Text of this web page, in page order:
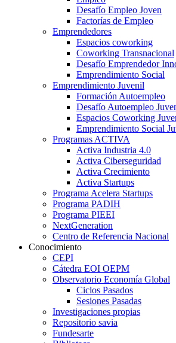
Desafío Empleo Joven
Factorías de Empleo
Emprendedores
Espacios coworking
Coworking Transnacional
Desafío Emprendedor
Emprendimiento Social
Emprendimiento Juvenil
Formación Autoempleo
Desafío Autoempleo
Espacios Coworking
Emprendimiento Social
Programas ACTIVA
Activa Industria 4.0
Activa Ciberseguridad
Activa Crecimiento
Activa Startups
Programa Acelera Startups
Programa PADIH
Programa PIEEI
NextGeneration
Centro de Referencia Nacional
Conocimiento
CEPI
Cátedra EOI OEPM
Observatorio Economía Global
Ciclos Pasados
Sesiones Pasadas
Investigaciones propias
Repositorio savia
Fundesarte